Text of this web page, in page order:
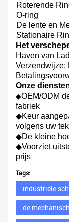
Roterende
O-ring
De lente en
Stationaire
Het
Haven van
Verzendwijze:
Onze
◆OEM/ODM
fabriek
◆Keur
volgens uw
◆De kleine
◆Voorziet
prijs
Tags:
industriële
de